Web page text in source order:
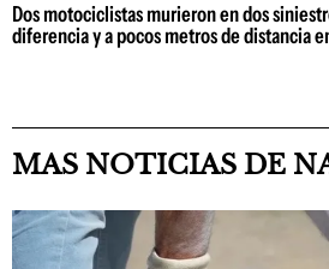
Dos motociclistas murieron en dos
diferencia y a pocos metros de distancia
MAS NOTICIAS DE